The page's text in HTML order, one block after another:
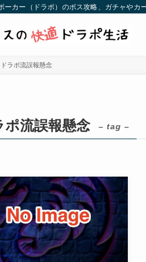
ーカー（ドラポ）のボス攻略、ガチャや
ドラポ流誤報懸念
ポ流誤報懸念 – tag –